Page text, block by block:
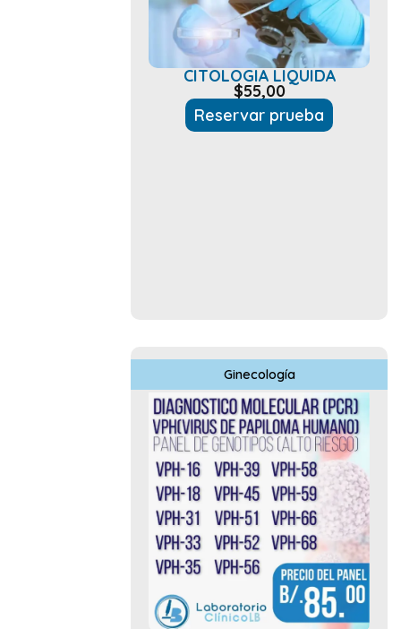
CITOLOGIA LIQUIDA
$55,00
Reservar prueba
Ginecología